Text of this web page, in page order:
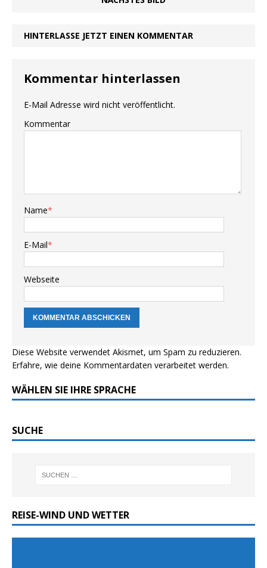
HINTERLASSE JETZT EINEN KOMMENTAR
Kommentar hinterlassen
E-Mail Adresse wird nicht veröffentlicht.
Kommentar
Name*
E-Mail*
Webseite
Diese Website verwendet Akismet, um Spam zu reduzieren.
Erfahre, wie deine Kommentardaten verarbeitet werden.
WÄHLEN SIE IHRE SPRACHE
SUCHE
REISE-WIND UND WETTER